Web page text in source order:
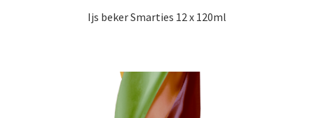
Ijs beker Smarties 12 x 120ml